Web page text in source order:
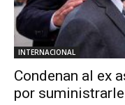
INTERNACIONAL
Condenan al ex
por